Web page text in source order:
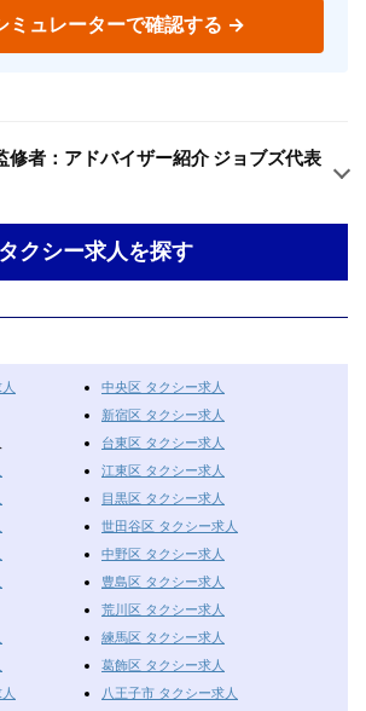
ミュレーターで確認する →
修者：アドバイザー紹介 ジョブズ代表
クシー求人を探す
中央区 タクシー求人
新宿区 タクシー求人
台東区 タクシー求人
江東区 タクシー求人
目黒区 タクシー求人
世田谷区 タクシー求人
中野区 タクシー求人
豊島区 タクシー求人
荒川区 タクシー求人
練馬区 タクシー求人
葛飾区 タクシー求人
八王子市 タクシー求人